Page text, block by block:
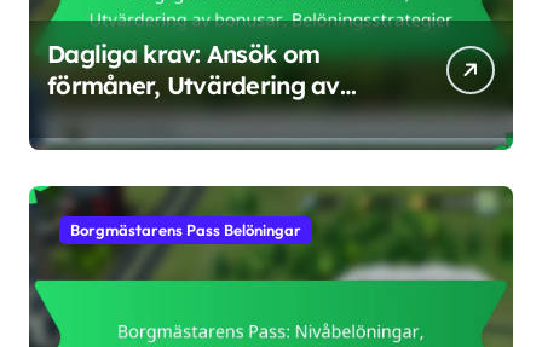
Dagliga krav: Ansök om
förmåner, Utvärdering av
bonusar, Belöningsstrategier
Borgmästarens Pass Belöningar